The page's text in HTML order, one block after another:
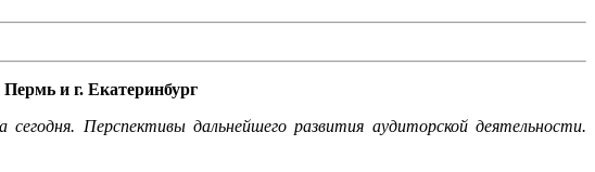
и г. Екатеринбург
Перспективы дальнейшего развития аудиторской деятельности.